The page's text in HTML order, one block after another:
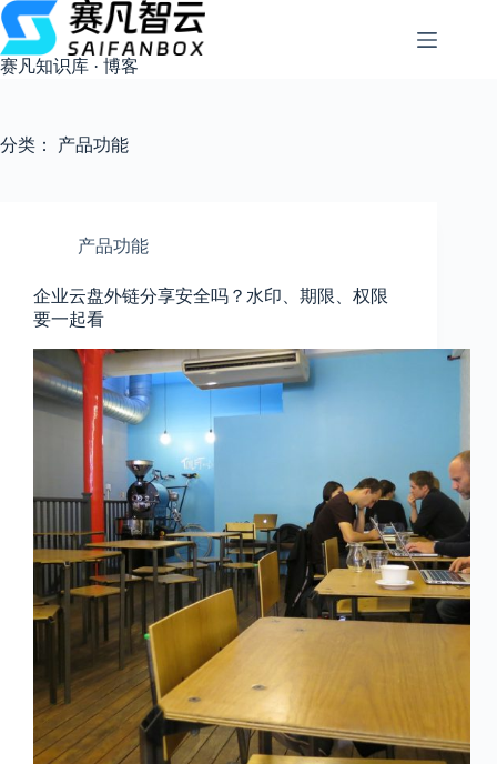
跳
过
内
容
赛凡知识库 · 博客
分类： 产品功能
产品功能
企业云盘外链分享安全吗？水印、期限、权限
要一起看